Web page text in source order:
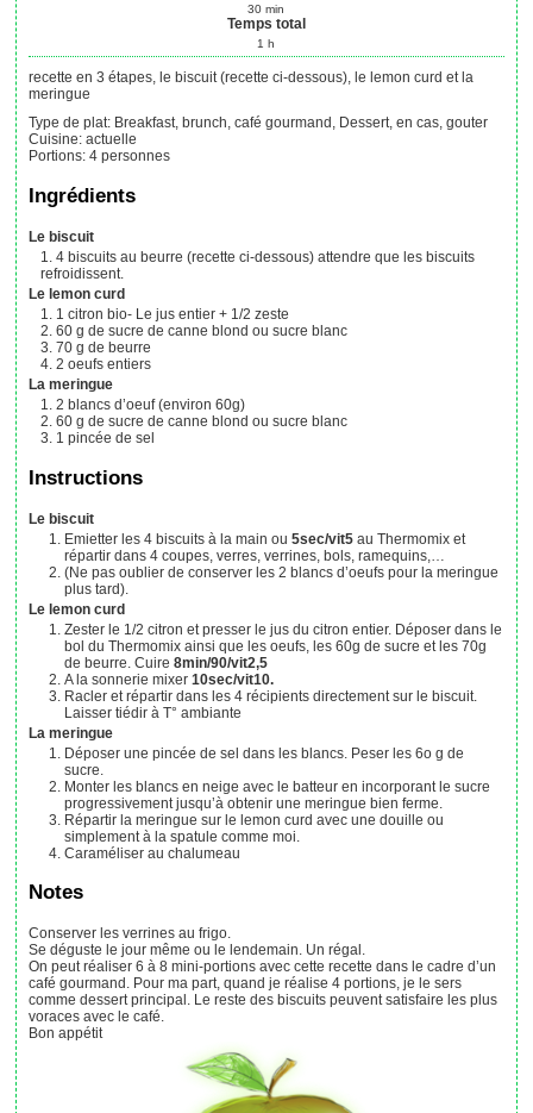
30 min
Temps total
1 h
recette en 3 étapes, le biscuit (recette ci-dessous), le lemon curd et la
meringue
Type de plat: Breakfast, brunch, café gourmand, Dessert, en cas, gouter
Cuisine: actuelle
Portions:4 personnes
Ingrédients
Le biscuit
4 biscuits au beurre (recette ci-dessous) attendre que les biscuits
refroidissent.
Le lemon curd
1 citron bio- Le jus entier + 1/2 zeste
60 g de sucre de canne blond ou sucre blanc
70 g de beurre
2 oeufs entiers
La meringue
2 blancs d’oeuf (environ 60g)
60 g de sucre de canne blond ou sucre blanc
1 pincée de sel
Instructions
Le biscuit
Emietter les 4 biscuits à la main ou5sec/vit5 au Thermomix et
répartir dans 4 coupes, verres, verrines, bols, ramequins,…
(Ne pas oublier de conserver les 2 blancs d’oeufs pour la meringue
plus tard).
Le lemon curd
Zester le 1/2 citron et presser le jus du citron entier. Déposer dans le
bol du Thermomix ainsi que les oeufs, les 60g de sucre et les 70g
de beurre. Cuire8min/90/vit2,5
A la sonnerie mixer10sec/vit10.
Racler et répartir dans les 4 récipients directement sur le biscuit.
Laisser tiédir à T° ambiante
La meringue
Déposer une pincée de sel dans les blancs. Peser les 6o g de
sucre.
Monter les blancs en neige avec le batteur en incorporant le sucre
progressivement jusqu’à obtenir une meringue bien ferme.
Répartir la meringue sur le lemon curd avec une douille ou
simplement à la spatule comme moi.
Caraméliser au chalumeau
Notes
Conserver les verrines au frigo.
Se déguste le jour même ou le lendemain. Un régal.
On peut réaliser 6 à 8 mini-portions avec cette recette dans le cadre d’un
café gourmand. Pour ma part, quand je réalise 4 portions, je le sers
comme dessert principal. Le reste des biscuits peuvent satisfaire les plus
voraces avec le café.
Bon appétit